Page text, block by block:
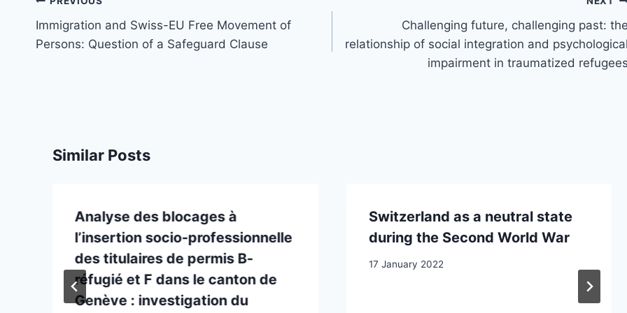
navigation
Immigration and Swiss-EU Free Movement of
Persons: Question of a Safeguard Clause
Challenging future, challenging past: the
relationship of social integration and psychological
impairment in traumatized refugees
Similar Posts
Analyse des blocages à
l’insertion socio-professionnelle
des titulaires de permis B-
réfugié et F dans le canton de
Genève : investigation du
Switzerland as a neutral state
during the Second World War
17 January 2022